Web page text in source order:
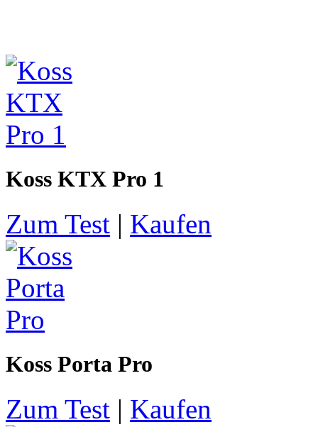
Koss KTX Pro 1
Zum Test | Kaufen
Koss Porta Pro
Zum Test | Kaufen